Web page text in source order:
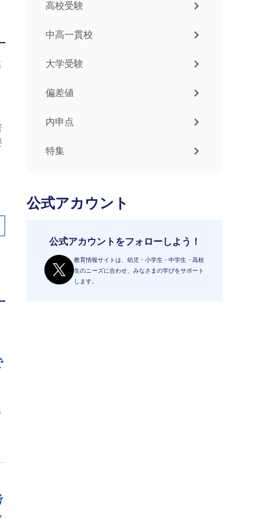
高校受験
中高一貫校
大学受験
偏差値
内申点
特集
公式アカウント
公式アカウントをフォローしよう！
教育情報サイトは、幼児・小学生・中学生・高校
生のニーズに合わせ、みなさまの学びをサポート
します。